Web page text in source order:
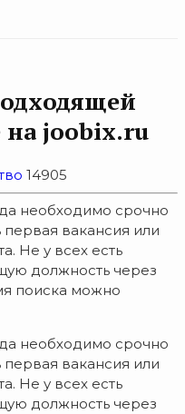
на joobix.ru
14905
необходимо срочно
первая вакансия или
Не у всех есть
должность через
поиска можно
необходимо срочно
первая вакансия или
Не у всех есть
должность через